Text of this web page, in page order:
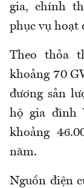
gia, chính
phục vụ hoạt
Theo thỏa
khoảng 70
đương sản
hộ gia đình
khoảng
năm.
Nguồn điện